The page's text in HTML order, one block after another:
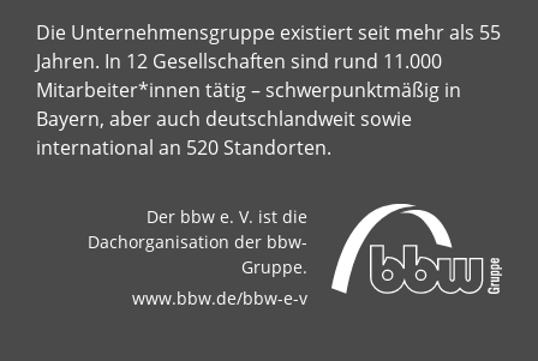
Die Unternehmensgruppe existiert seit mehr als 55
Jahren. In 12 Gesellschaften sind rund 11.000
Mitarbeiter*innen tätig – schwerpunktmäßig in
Bayern, aber auch deutschlandweit sowie
international an 520 Standorten.
Der bbw e. V. ist die
Dachorganisation der bbw-
Gruppe.
www.bbw.de/bbw-e-v